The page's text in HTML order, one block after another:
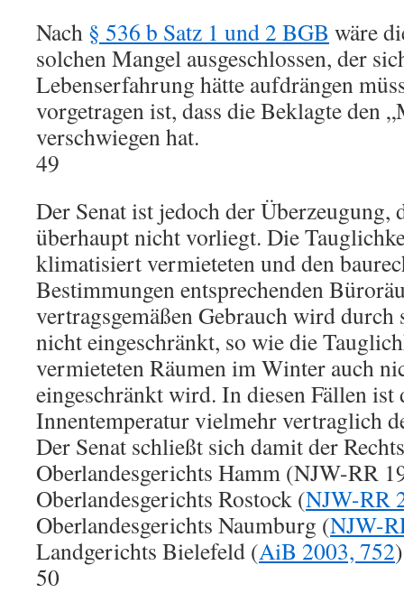
Nach § 536 b Satz 1 und 2 BGB wäre
solchen Mangel ausgeschlossen, der
Lebenserfahrung hätte aufdrängen
vorgetragen ist, dass die Beklagte den
verschwiegen hat.
49
Der Senat ist jedoch der Überzeugung,
überhaupt nicht vorliegt. Die
klimatisiert vermieteten und den
Bestimmungen entsprechenden
vertragsgemäßen Gebrauch wird
nicht eingeschränkt, so wie die
vermieteten Räumen im Winter auch
eingeschränkt wird. In diesen Fällen ist
Innentemperatur vielmehr vertraglich
Der Senat schließt sich damit der
Oberlandesgerichts Hamm (NJW-RR
Oberlandesgerichts Rostock (NJW-RR
Oberlandesgerichts Naumburg (NJW-
Landgerichts Bielefeld (AiB 2003, 752
50